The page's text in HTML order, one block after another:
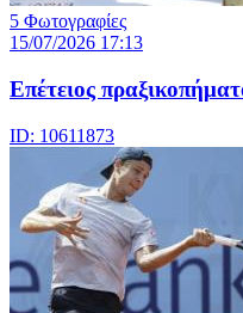
5 Φωτογραφίες
15/07/2026 17:13
Επέτειος
ID: 10611873